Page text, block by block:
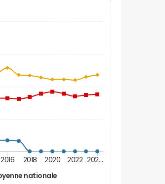
nationale
2016 2018 2020 2022 202…